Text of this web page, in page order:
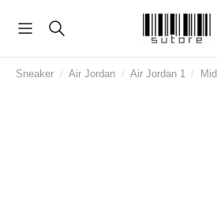
Sneaker / Air Jordan / Air Jordan 1 / Mid